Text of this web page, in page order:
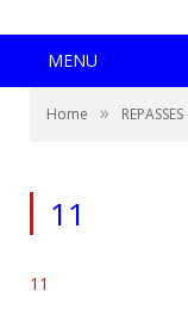
MENU
Home »
11
11